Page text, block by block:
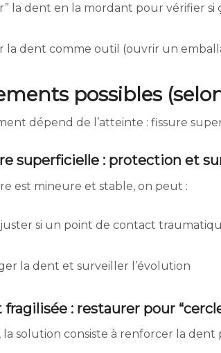
la dent en la mordant pour vérifier si
la dent comme outil (ouvrir un
possibles
dépend de l’atteinte : fissure
superficielle : protection et
est mineure et stable, on peut :
si un point de contact
la dent et surveiller l’évolution
fragilisée : restaurer pour
solution consiste à renforcer la dent